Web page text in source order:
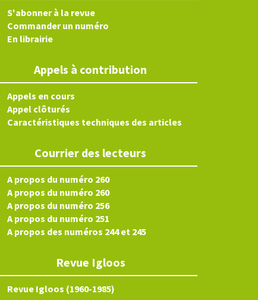
S'abonner à la revue
Commander un numéro
En librairie
Appels à contribution
Appels en cours
Appel clôturés
Caractéristiques techniques des articles
Courrier des lecteurs
A propos du numéro 260
A propos du numéro 260
A propos du numéro 256
A propos du numéro 251
A propos des numéros 244 et 245
Revue Igloos
Revue Igloos (1960-1985)